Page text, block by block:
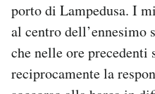
CALENDARIO
AREA PERSONALE
porto di Lampedusa. I
al centro
che nelle ore
reciprocamente la